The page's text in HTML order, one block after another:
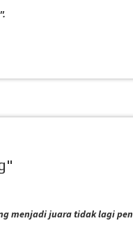
menjadi juara tidak lagi